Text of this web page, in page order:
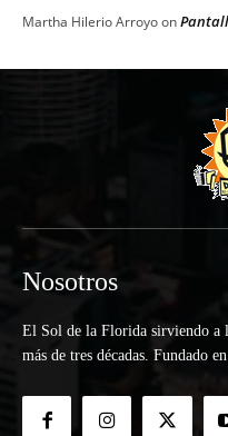
Martha Hilerio Arroyoon
Nosotros
El Sol de la Florida sirviendo a
más de tres décadas. Fundado